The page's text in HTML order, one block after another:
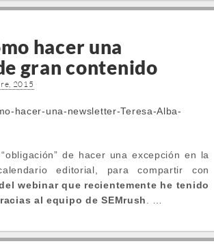
hacer una
gran contenido
2015
de hacer una excepción en la
editorial, para compartir con
webinar que recientemente he tenido
al equipo de SEMrush